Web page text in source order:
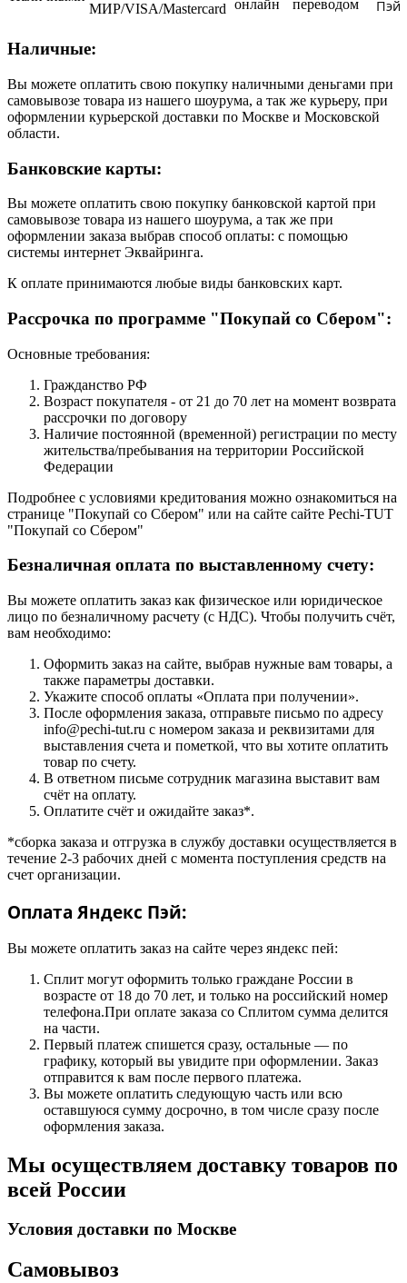
МИР/VISA/Mastercard онлайн переводом Пэй
Наличные:
Вы можете оплатить свою покупку наличными деньгами при
самовывозе товара из нашего шоурума, а так же курьеру, при
оформлении курьерской доставки по Москве и Московской
области.
Банковские карты:
Вы можете оплатить свою покупку банковской картой при
самовывозе товара из нашего шоурума, а так же при
оформлении заказа выбрав способ оплаты: с помощью
системы интернет Эквайринга.
К оплате принимаются любые виды банковских карт.
Рассрочка по программе "Покупай со Сбером":
Основные требования:
Гражданство РФ
Возраст покупателя - от 21 до 70 лет на момент возврата
рассрочки по договору
Наличие постоянной (временной) регистрации по месту
жительства/пребывания на территории Российской
Федерации
Подробнее с условиями кредитования можно ознакомиться на
странице "Покупай со Сбером" или на сайте сайте Pechi-TUT
"Покупай со Сбером"
Безналичная оплата по выставленному счету:
Вы можете оплатить заказ как физическое или юридическое
лицо по безналичному расчету (с НДС). Чтобы получить счёт,
вам необходимо:
Оформить заказ на сайте, выбрав нужные вам товары, а
также параметры доставки.
Укажите способ оплаты «Оплата при получении».
После оформления заказа, отправьте письмо по адресу
info@pechi-tut.ru с номером заказа и реквизитами для
выставления счета и пометкой, что вы хотите оплатить
товар по счету.
В ответном письме сотрудник магазина выставит вам
счёт на оплату.
Оплатите счёт и ожидайте заказ*.
*сборка заказа и отгрузка в службу доставки осуществляется в
течение 2-3 рабочих дней с момента поступления средств на
счет организации.
Оплата Яндекс Пэй:
Вы можете оплатить заказ на сайте через яндекс пей:
Сплит могут оформить только граждане России в
возрасте от 18 до 70 лет, и только на российский номер
телефона.При оплате заказа со Сплитом сумма делится
на части.
Первый платеж спишется сразу, остальные — по
графику, который вы увидите при оформлении. Заказ
отправится к вам после первого платежа.
Вы можете оплатить следующую часть или всю
оставшуюся сумму досрочно, в том числе сразу после
оформления заказа.
Мы осуществляем доставку товаров по
всей России
Условия доставки по Москве
Самовывоз